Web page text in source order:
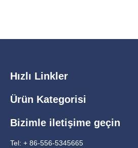
Hızlı Linkler
Ürün Kategorisi
Bizimle iletişime geçin
Tel: + 86-556-5345665